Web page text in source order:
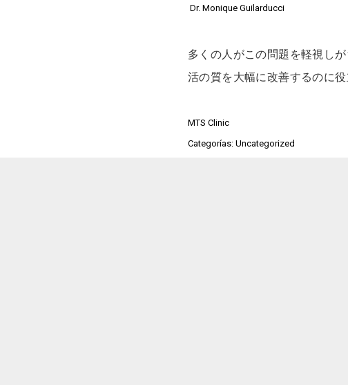
Dr. Monique Guilarducci
多くの人がこの問題を軽視し
活の質を大幅に改善するのに
MTS Clinic
Categorías: Uncategorized